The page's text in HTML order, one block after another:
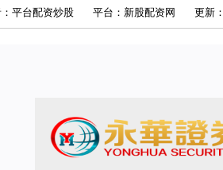
平台配资炒股 平台：新股配资网 更新